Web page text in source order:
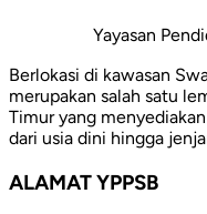
Yayasan
Berlokasi di kawasan
merupakan salah satu
Timur yang
dari usia dini hingga
ALAMAT YPPSB